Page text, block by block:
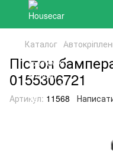
Каталог
Пістон
0155306721
Артикул: 11568